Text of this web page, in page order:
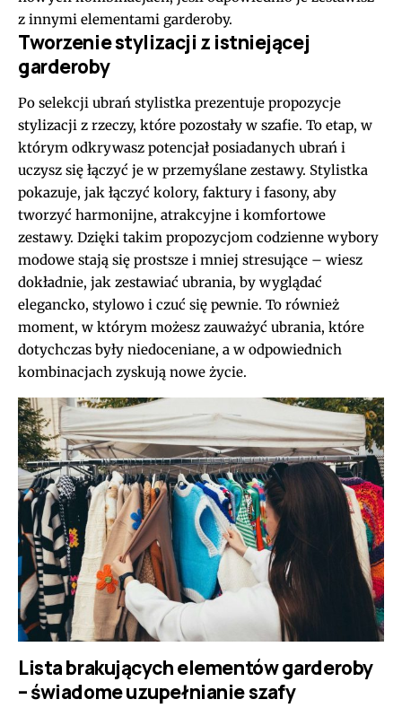
z innymi elementami garderoby.
Tworzenie stylizacji z istniejącej
garderoby
Po selekcji ubrań stylistka prezentuje propozycje
stylizacji z rzeczy, które pozostały w szafie. To etap, w
którym odkrywasz potencjał posiadanych ubrań i
uczysz się łączyć je w przemyślane zestawy. Stylistka
pokazuje, jak łączyć kolory, faktury i fasony, aby
tworzyć harmonijne, atrakcyjne i komfortowe
zestawy. Dzięki takim propozycjom codzienne wybory
modowe stają się prostsze i mniej stresujące – wiesz
dokładnie, jak zestawiać ubrania, by wyglądać
elegancko, stylowo i czuć się pewnie. To również
moment, w którym możesz zauważyć ubrania, które
dotychczas były niedoceniane, a w odpowiednich
kombinacjach zyskują nowe życie.
Lista brakujących elementów garderoby
– świadome uzupełnianie szafy